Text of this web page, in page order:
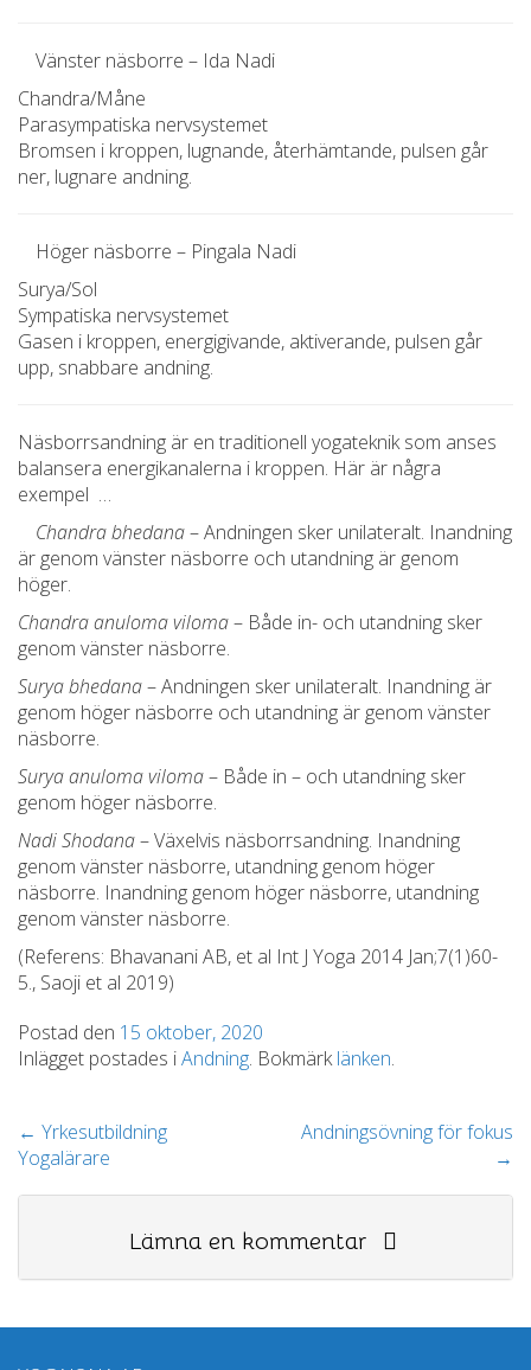
Vänster näsborre – Ida Nadi
Chandra/Måne
Parasympatiska nervsystemet
Bromsen i kroppen, lugnande, återhämtande, pulsen går
ner, lugnare andning.
Höger näsborre – Pingala Nadi
Surya/Sol
Sympatiska nervsystemet
Gasen i kroppen, energigivande, aktiverande, pulsen går
upp, snabbare andning.
Näsborrsandning är en traditionell yogateknik som anses
balansera energikanalerna i kroppen. Här är några
exempel …
Chandra bhedana– Andningen sker unilateralt. Inandning
är genom vänster näsborre och utandning är genom
höger.
Chandra anuloma viloma– Både in- och utandning sker
genom vänster näsborre.
Surya bhedana– Andningen sker unilateralt. Inandning är
genom höger näsborre och utandning är genom vänster
näsborre.
Surya anuloma viloma– Både in – och utandning sker
genom höger näsborre.
Nadi Shodana– Växelvis näsborrsandning. Inandning
genom vänster näsborre, utandning genom höger
näsborre. Inandning genom höger näsborre, utandning
genom vänster näsborre.
(Referens: Bhavanani AB, et al Int J Yoga 2014 Jan;7(1)60-
5., Saoji et al 2019)
Postad den 15 oktober, 2020
Inlägget postades iAndning. Bokmärklänken.
← Yrkesutbildning
Yogalärare
Andningsövning för fokus
→
Lämna en kommentar